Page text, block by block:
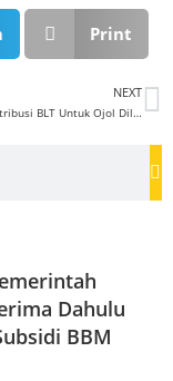
Print
NEXT
PKS Minta Distribusi BLT Untuk Ojol Dilakukan Secara Khusus
Dahulu
BBM